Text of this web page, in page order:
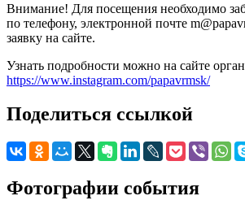
Внимание! Для посещения необходимо
по телефону, электронной почте
заявку на сайте.
Узнать подробности можно на сайте
https://www.instagram.com/papavrmsk/
Поделиться ссылкой
Фотографии события